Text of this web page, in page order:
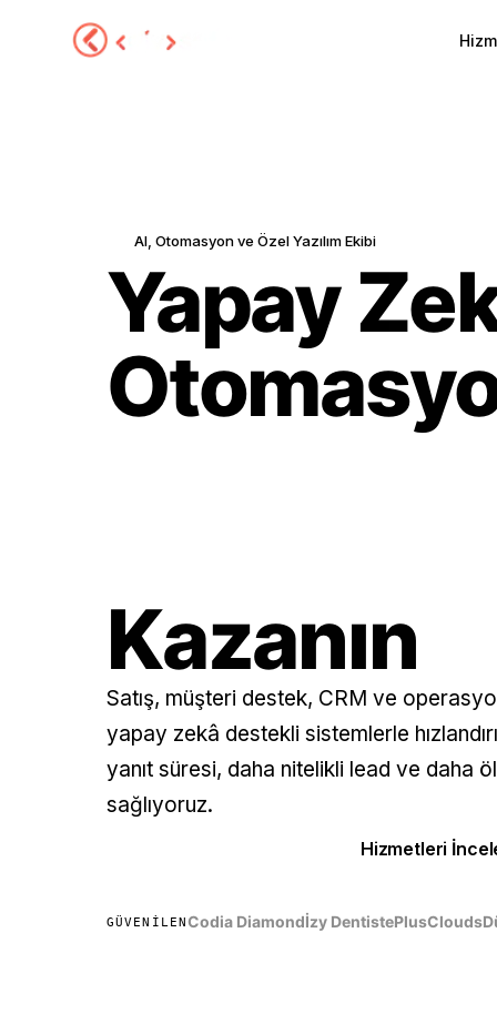
Sektörel Çözümler
Demo Talep Et
AI, Otomasyon ve Özel Yazılım Ekibi
Yapay
Kazanın
Satış, müşteri destek, CRM ve
yapay zekâ destekli sistemlerle
yanıt süresi, daha nitelikli lead ve daha
sağlıyoruz.
Hizmetleri
GÜVENILENCodia Diamondİzy DentistePlusClouds